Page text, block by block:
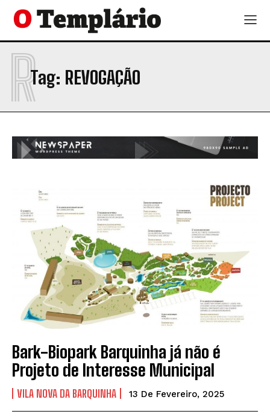
Tag: REVOGAÇÃO
R
Bark-Biopark Barquinha já não é
Projeto de Interesse Municipal
VILA NOVA DA BARQUINHA 13 De Fevereiro, 2025